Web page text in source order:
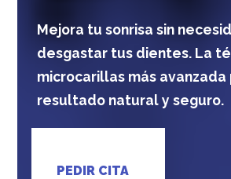
Mejora tu sonrisa sin
desgastar tus dientes. La
microcarillas más avanzada
resultado natural y seguro.
PEDIR CITA